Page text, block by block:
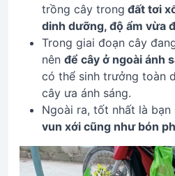
trồng cây trong đất tơi
dinh dưỡng, độ ẩm vừa
Trong giai đoạn cây
nên để cây ở ngoài ánh
có thể sinh trưởng toàn
cây ưa ánh sáng.
Ngoài ra, tốt nhất là bạn
vun xới cũng như bón